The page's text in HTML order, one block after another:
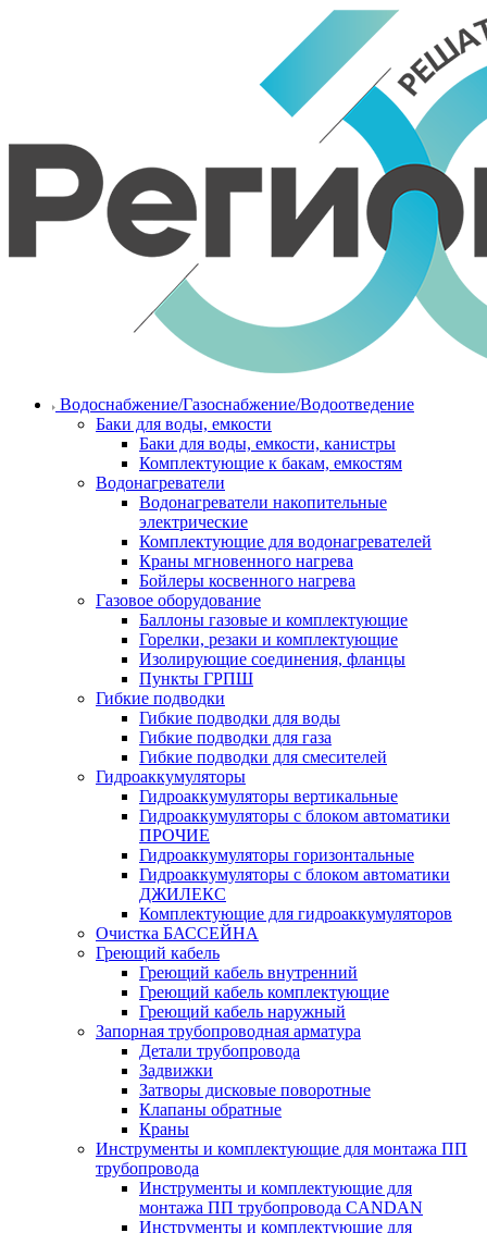
Водоснабжение/Газоснабжение/Водоотведение
Баки для воды, емкости
Баки для воды, емкости, канистры
Комплектующие к бакам, емкостям
Водонагреватели
Водонагреватели накопительные
электрические
Комплектующие для водонагревателей
Краны мгновенного нагрева
Бойлеры косвенного нагрева
Газовое оборудование
Баллоны газовые и комплектующие
Горелки, резаки и комплектующие
Изолирующие соединения, фланцы
Пункты ГРПШ
Гибкие подводки
Гибкие подводки для воды
Гибкие подводки для газа
Гибкие подводки для смесителей
Гидроаккумуляторы
Гидроаккумуляторы вертикальные
Гидроаккумуляторы с блоком автоматики
ПРОЧИЕ
Гидроаккумуляторы горизонтальные
Гидроаккумуляторы с блоком автоматики
ДЖИЛЕКС
Комплектующие для гидроаккумуляторов
Очистка БАССЕЙНА
Греющий кабель
Греющий кабель внутренний
Греющий кабель комплектующие
Греющий кабель наружный
Запорная трубопроводная арматура
Детали трубопровода
Задвижки
Затворы дисковые поворотные
Клапаны обратные
Краны
Инструменты и комплектующие для монтажа ПП
трубопровода
Инструменты и комплектующие для
монтажа ПП трубопровода CANDAN
Инструменты и комплектующие для